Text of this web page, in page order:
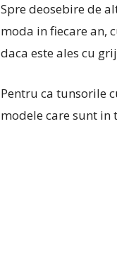
Spre deosebire de
moda in fiecare an,
daca este ales cu
Pentru ca tunsorile
modele care sunt in